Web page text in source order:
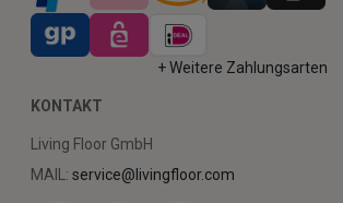
+ Weitere Zahlungsarten
KONTAKT
Living Floor GmbH
MAIL: service@livingfloor.com